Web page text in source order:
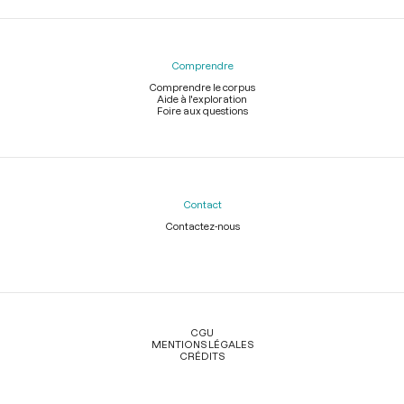
Comprendre
Comprendre le corpus
Aide à l'exploration
Foire aux questions
Contact
Contactez-nous
Légal
CGU
MENTIONS LÉGALES
CRÉDITS